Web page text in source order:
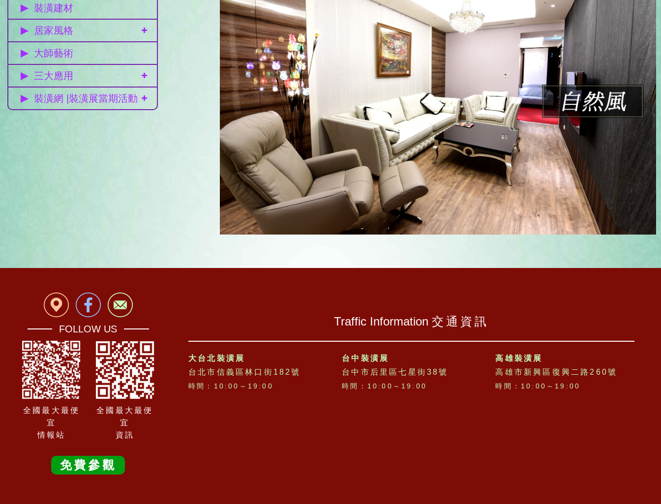
裝潢建材
居家風格
大師藝術
三大應用
裝潢網 |裝潢展當期活動
FOLLOW US
全國最大最便
宜
情報站
全國最大最便
宜
資訊
免費參觀
Traffic Information交通資訊
大台北裝潢展
台北市信義區林口街182號
時間：10:00～19:00
台中裝潢展
台中市后里區七星街38號
時間：10:00～19:00
高雄裝潢展
高雄市新興區復興二路260號
時間：10:00～19:00